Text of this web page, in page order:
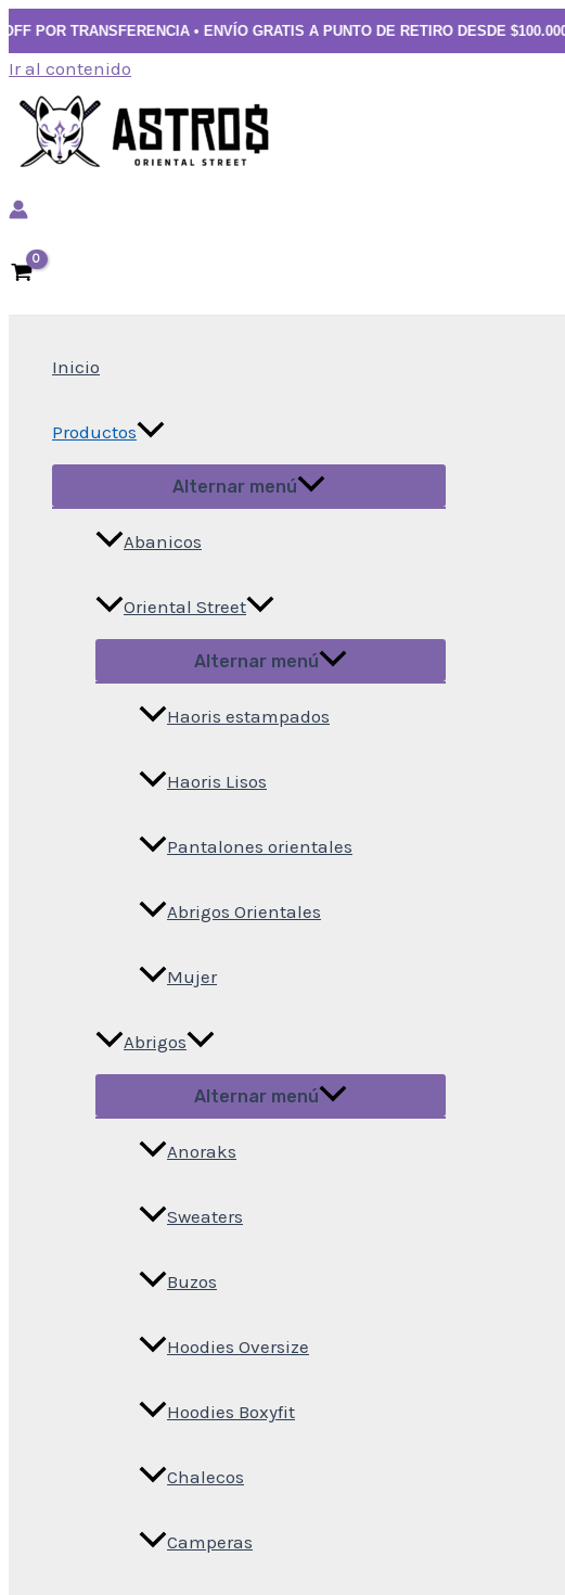
TRANSFERENCIA • ENVÍO GRATIS A PUNTO DE RETIRO DESDE $100.000 🔥
Ir al contenido
Inicio
Productos
Alternar menú
Abanicos
Oriental Street
Alternar menú
Haoris estampados
Haoris Lisos
Pantalones orientales
Abrigos Orientales
Mujer
Abrigos
Alternar menú
Anoraks
Sweaters
Buzos
Hoodies Oversize
Hoodies Boxyfit
Chalecos
Camperas